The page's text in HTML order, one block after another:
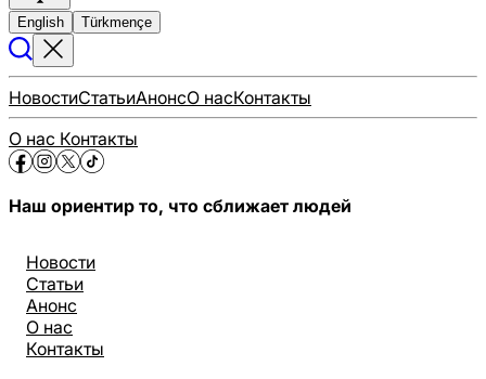
English Türkmençe
НовостиСтатьиАнонсО насКонтакты
О нас Контакты
Наш ориентир то, что сближает людей
Новости
Статьи
Анонс
О нас
Контакты